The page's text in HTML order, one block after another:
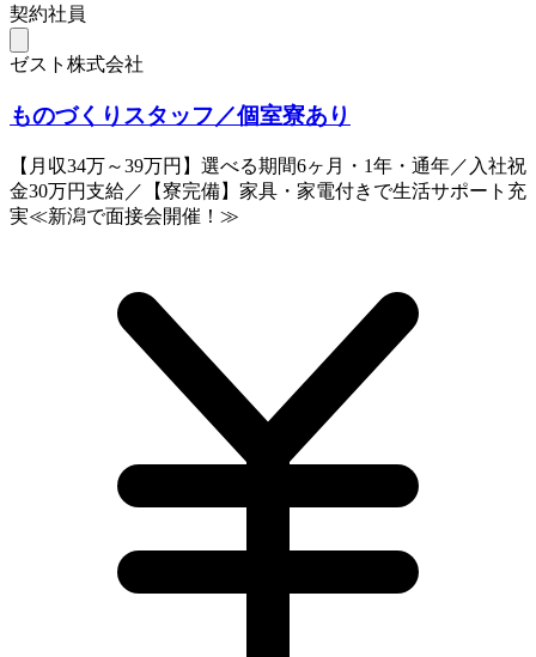
契約社員
ゼスト株式会社
ものづくりスタッフ／個室寮あり
【月収34万～39万円】選べる期間6ヶ月・1年・通年／入社祝
金30万円支給／【寮完備】家具・家電付きで生活サポート充
実≪新潟で面接会開催！≫